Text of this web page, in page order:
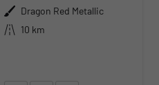
Außenfarbe Dragon Red Metallic
Kilometerstand
10 km